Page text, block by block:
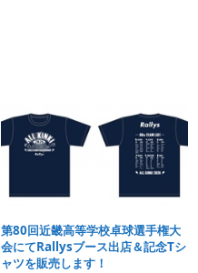
第80回近畿高等学校卓球選手権大
会にてRallysブース出店＆記念Tシ
ャツを販売します！